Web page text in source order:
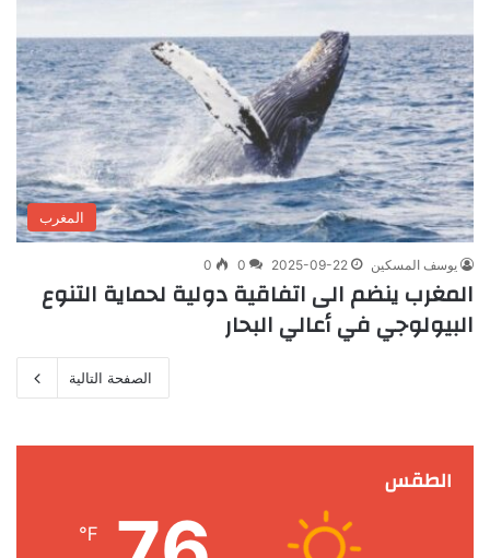
المغرب
يوسف المسكين 2025-09-22
0
0
المغرب ينضم الى اتفاقية دولية لحماية التنوع
البيولوجي في أعالي البحار
الصفحة التالية
الطقس
℉